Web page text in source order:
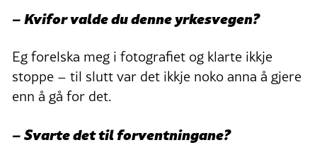
– Kvifor valde du denne yrkesvegen?
Eg forelska meg i fotografiet og klarte ikkje
stoppe – til slutt var det ikkje noko anna å gjere
enn å gå for det.
– Svarte det til forventningane?